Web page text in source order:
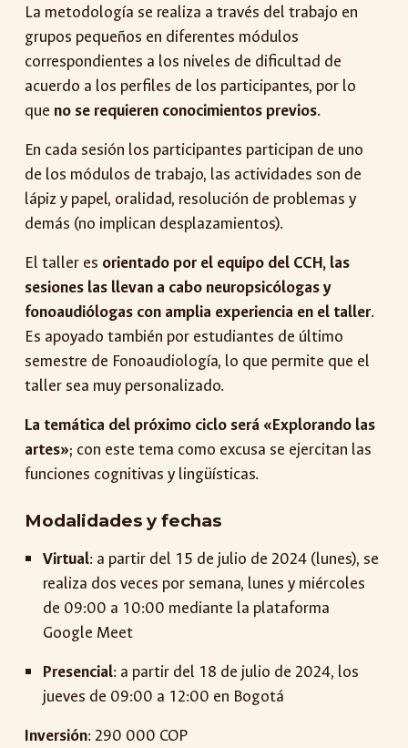
La metodología se realiza a través del trabajo en
grupos pequeños en diferentes módulos
correspondientes a los niveles de dificultad de
acuerdo a los perfiles de los participantes, por lo
que no se requieren conocimientos previos.
En cada sesión los participantes participan de uno
de los módulos de trabajo, las actividades son de
lápiz y papel, oralidad, resolución de problemas y
demás (no implican desplazamientos).
El taller es orientado por el equipo del CCH, las
sesiones las llevan a cabo neuropsicólogas y
fonoaudiólogas con amplia experiencia en el taller.
Es apoyado también por estudiantes de último
semestre de Fonoaudiología, lo que permite que el
taller sea muy personalizado.
La temática del próximo ciclo será «Explorando las
artes»; con este tema como excusa se ejercitan las
funciones cognitivas y lingüísticas.
Modalidades y fechas
Virtual: a partir del 15 de julio de 2024 (lunes), se
realiza dos veces por semana, lunes y miércoles
de 09:00 a 10:00 mediante la plataforma
Google Meet
Presencial: a partir del 18 de julio de 2024, los
jueves de 09:00 a 12:00 en Bogotá
Inversión: 290 000 COP